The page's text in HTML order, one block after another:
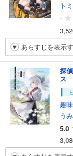
ト
-
あらすじを表示
探
ス
趣
う
5.0